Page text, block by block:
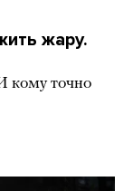
жару.
кому точно